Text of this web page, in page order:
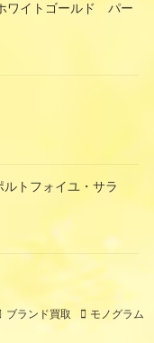
イトゴールド パー
トフォイユ・サラ
ブランド買取 モノグラム